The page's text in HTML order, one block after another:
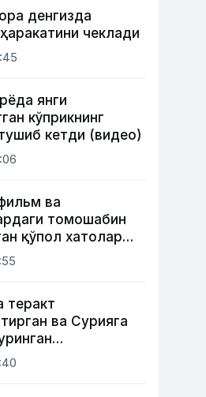
денгизда
чеклади
янги
кўприкнинг
кетди (видео)
ва
томошабин
қўпол хатолар
теракт
ва Сурияга
4 нафар йигит